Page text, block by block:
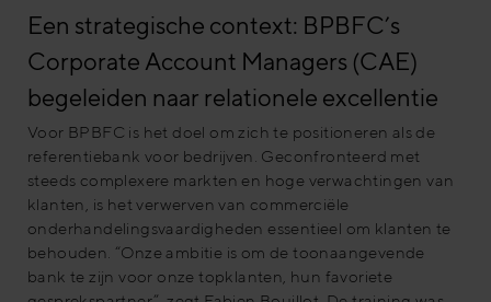
Een strategische context: BPBFC’s
Corporate Account Managers (CAE)
begeleiden naar relationele excellentie
Voor BPBFC is het doel om zich te positioneren als de
referentiebank voor bedrijven. Geconfronteerd met
steeds complexere markten en hoge verwachtingen van
klanten, is het verwerven van commerciële
onderhandelingsvaardigheden essentieel om klanten te
behouden. “Onze ambitie is om de toonaangevende
bank te zijn voor onze topklanten, hun favoriete